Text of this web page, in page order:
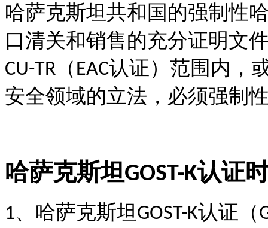
哈萨克斯坦共和国的强制性
口清关和销售的充分证明文
CU-TR （ EAC认证）范围内，
安全领域的立法，必须强制
哈萨克斯坦GOST-K认证
1、哈萨克斯坦GOST-K认证（